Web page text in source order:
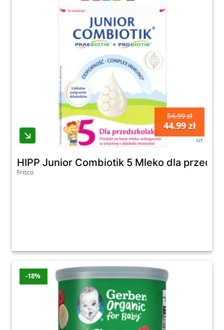
54.99 zł
44.99 zł
szt
HIPP Junior Combiotik 5 Mleko dla
Frisco
-18%